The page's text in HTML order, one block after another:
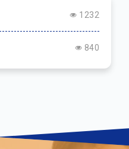
1232
840